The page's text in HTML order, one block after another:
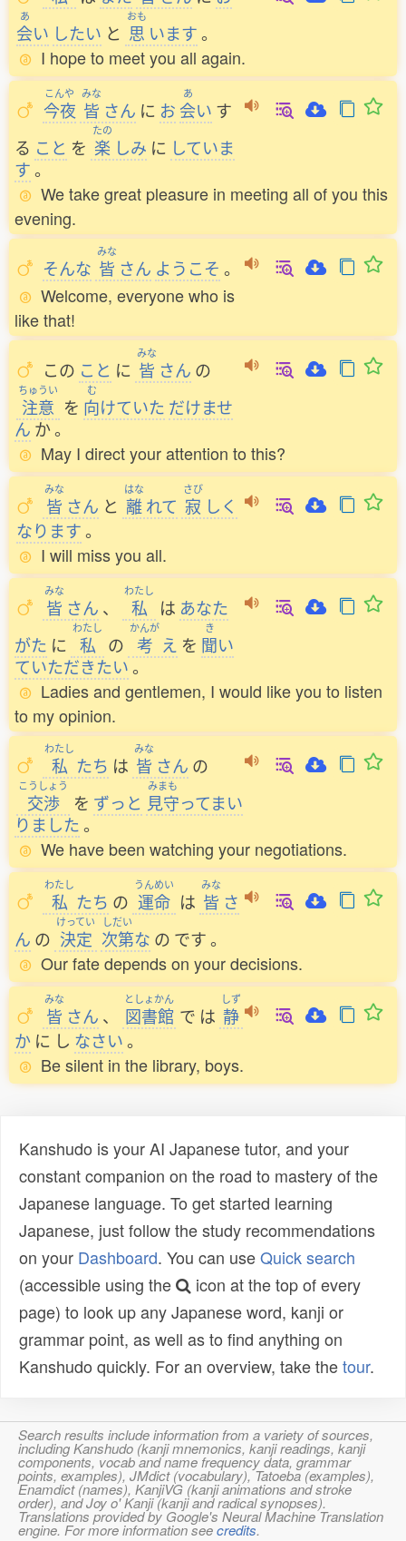
あ
会い したい と
おも
思 います。
I hope to meet you all again.
こんや
今夜
みな
皆 さん に お
あ
会い す
る こと を
たの
楽 しみ に していま
す。
We take great pleasure in meeting all of you this
evening.
そんな
みな
皆 さん ようこそ 。
Welcome, everyone who is
like that!
この こと に
みな
皆 さん の
ちゅうい
注意 を
む
向けていた だけませ
ん か。
May I direct your attention to this?
みな
皆 さん と
はな
離れて
さび
寂 しく
なります。
I will miss you all.
みな
皆 さん 、
わたし
私 は あなた
がた に
わたし
私 の
かんが
考 え を
き
聞い
ていただきたい。
Ladies and gentlemen, I would like you to listen
to my opinion.
わたし
私 たち は
みな
皆 さん の
こうしょう
交渉 を ずっと
みまも
見守ってまい
りました。
We have been watching your negotiations.
わたし
私 たち の
うんめい
運命 は
みな
皆 さ
ん の
けってい
決定
しだい
次第な の です。
Our fate depends on your decisions.
みな
皆 さん 、
としょかん
図書館 で は
しず
静
か に し なさい。
Be silent in the library, boys.
Kanshudo is your AI Japanese tutor, and your
constant companion on the road to mastery of the
Japanese language. To get started learning
Japanese, just follow the study recommendations
on your Dashboard. You can useQuick search
(accessible using the
icon at the top of every
page) to look up any Japanese word, kanji or
grammar point, as well as to find anything on
Kanshudo quickly. For an overview, take thetour.
Search results include information from a variety of sources,
including Kanshudo (kanji mnemonics, kanji readings, kanji
components, vocab and name frequency data, grammar
points, examples), JMdict (vocabulary), Tatoeba (examples),
Enamdict (names), KanjiVG (kanji animations and stroke
order), and Joy o' Kanji (kanji and radical synopses).
Translations provided by Google's Neural Machine Translation
engine. For more information seecredits.